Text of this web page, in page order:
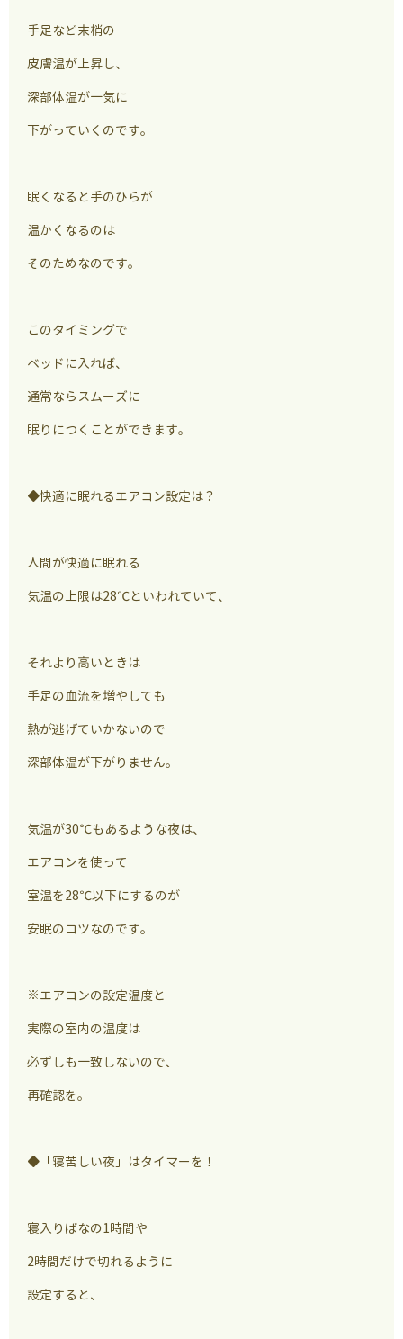
手足など末梢の
皮膚温が上昇し、
深部体温が一気に
下がっていくのです。
眠くなると手のひらが
温かくなるのは
そのためなのです。
このタイミングで
ベッドに入れば、
通常ならスムーズに
眠りにつくことができます。
◆快適に眠れるエアコン設定は？
人間が快適に眠れる
気温の上限は28℃といわれていて、
それより高いときは
手足の血流を増やしても
熱が逃げていかないので
深部体温が下がりません。
気温が30℃もあるような夜は、
エアコンを使って
室温を28℃以下にするのが
安眠のコツなのです。
※エアコンの設定温度と
実際の室内の温度は
必ずしも一致しないので、
再確認を。
◆「寝苦しい夜」はタイマーを！
寝入りばなの1時間や
2時間だけで切れるように
設定すると、